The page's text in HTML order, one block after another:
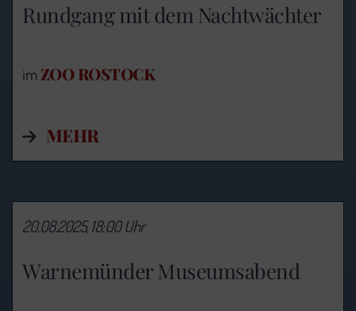
Rundgang mit dem Nachtwächter
imZOO ROSTOCK
MEHR
Warnemünder Museumsabend
20.08.2025, 18:00 Uhr